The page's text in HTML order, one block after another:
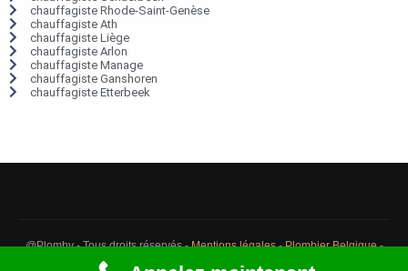
chauffagiste Rhode-Saint-Genèse
chauffagiste Ath
chauffagiste Liège
chauffagiste Arlon
chauffagiste Manage
chauffagiste Ganshoren
chauffagiste Etterbeek
@Plomby - Tous droits réservés -Mentions légales-Plombier Belgique-
Débouchage Belgique